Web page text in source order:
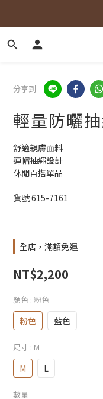
分享到
輕量防曬
舒適親膚面料
連帽抽繩設計
休閒百搭單品
貨號 615-7161
全店，滿額免運
NT$2,200
顏色 : 粉色
粉色 藍色
尺寸 : M
M L
數量